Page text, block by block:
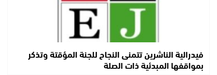
فيدرالية الناشرين تتمنى النجاح للجنة المؤقتة وتذكر
بمواقفها المبدئية ذات الصلة